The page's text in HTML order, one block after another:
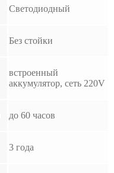
Светодиодный
Без стойки
встроенный
аккумулятор, сеть 220V
до 60 часов
3 года